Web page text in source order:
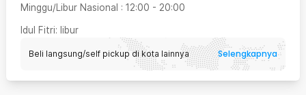
Minggu/Libur Nasional : 12:00 - 20:00
Idul Fitri: libur
Beli langsung/self pickup di kota lainnya Selengkapnya